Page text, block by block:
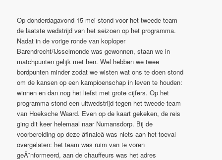
Op donderdagavond 15 mei stond voor het tweede team
de laatste wedstrijd van het seizoen op het programma.
Nadat in de vorige ronde van koploper
Barendrecht/IJsselmonde was gewonnen, staan we in
matchpunten gelijk met hen. Wel hebben we twee
bordpunten minder zodat we wisten wat ons te doen stond
om de kansen op een kampioenschap in leven te houden:
winnen en dan nog het liefst met grote cijfers. Op het
programma stond een uitwedstrijd tegen het tweede team
van Hoeksche Waard. Even op de kaart gekeken, de reis
ging dit keer helemaal naar Numansdorp. Bij de
voorbereiding op deze âfinaleâ was niets aan het toeval
overgelaten: het team was ruim van te voren
geÃ¯nformeerd, aan de chauffeurs was het adres